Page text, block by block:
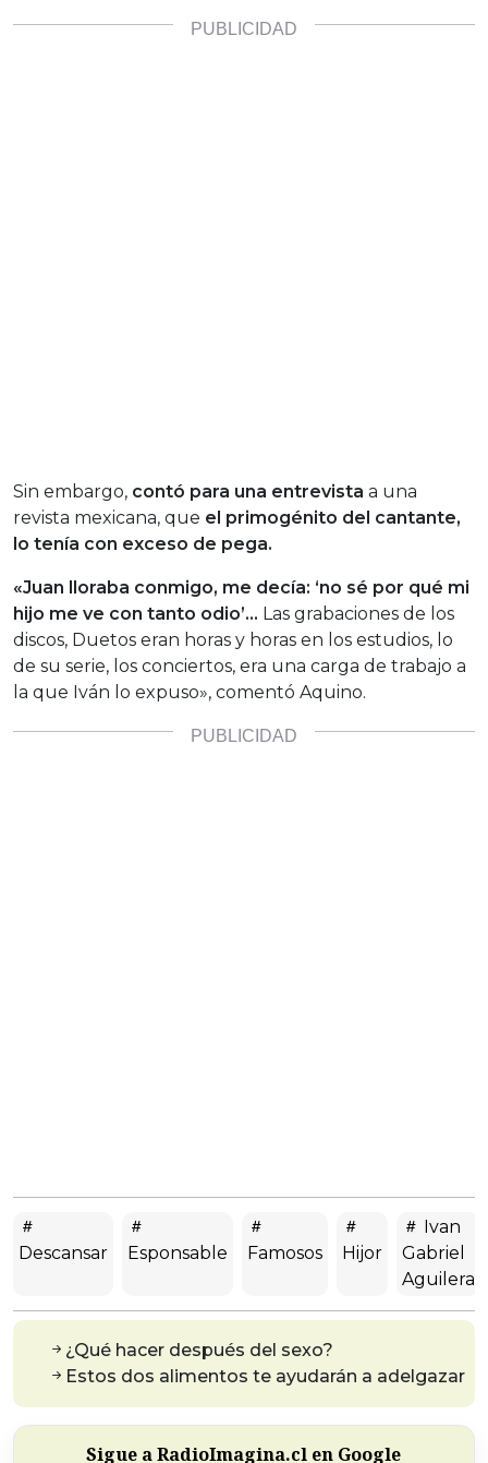
Sin embargo, contó para una entrevista a una
revista mexicana, que el primogénito del cantante,
lo tenía con exceso de pega.
«Juan lloraba conmigo, me decía: ‘no sé por qué mi
hijo me ve con tanto odio’… Las grabaciones de los
discos, Duetos eran horas y horas en los estudios, lo
de su serie, los conciertos, era una carga de trabajo a
la que Iván lo expuso», comentó Aquino.
Descansar Esponsable Famosos Hijor
Ivan
Gabriel
Aguilera
¿Qué hacer después del sexo?
Estos dos alimentos te ayudarán a adelgazar
Sigue a RadioImagina.cl en Google